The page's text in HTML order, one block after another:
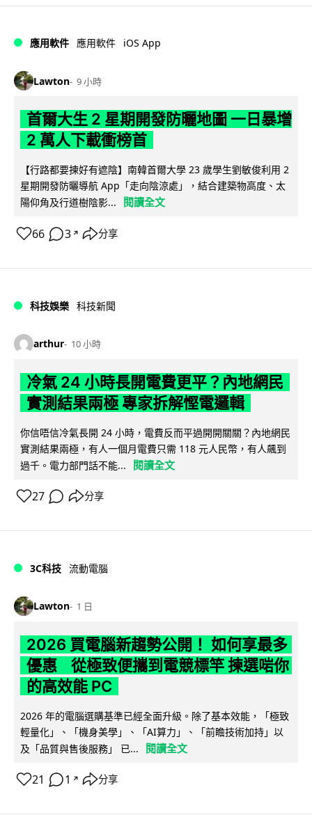
應用軟件 應用軟件 iOS App
Lawton 9 小時
首爾大生 2 星期開發防曬地圖 一日暴增
2 萬人下載衝榜首
【行路都要揀好有遮陰】南韓首爾大學 23 歲學生劉敏俊利用 2
星期開發防曬導航 App「走向陰涼處」，結合建築物高度、太
陽仰角及行道樹陰影...
閱讀全文
66 3 ↗ 分享
科技娛樂 科技新聞
arthur 10 小時
冷氣 24 小時長開電費更平？內地網民
實測結果兩極 專家拆解慳電邏輯
你信唔信冷氣長開 24 小時，電費反而平過開開關關？內地網民
實測結果兩極，有人一個月電費只需 118 元人民幣，有人飆到
過千。電力部門話不能...
閱讀全文
27 分享
3C科技 流動電腦
Lawton 1 日
2026 買電腦新趨勢公開！ 如何享最多
優惠 從極致便攜到電競標竿 揀選啱你
的高效能 PC
2026 年的電腦選購基準已經全面升級。除了基本效能，「極致
輕量化」、「機身美學」、「AI算力」、「前瞻技術加持」以
及「品質與售後服務」 已...
閱讀全文
21 1 ↗ 分享